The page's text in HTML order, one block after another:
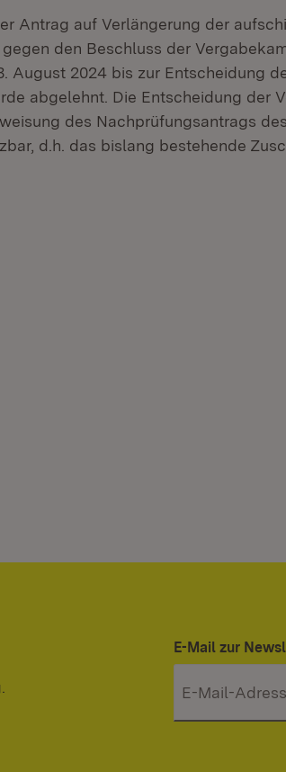
Antrag auf Verlängerung der
den Beschluss der
August 2024 bis zur Entscheidung
abgelehnt. Die Entscheidung der
des Nachprüfungsantrags
d.h. das bislang bestehende
E-Mail zur